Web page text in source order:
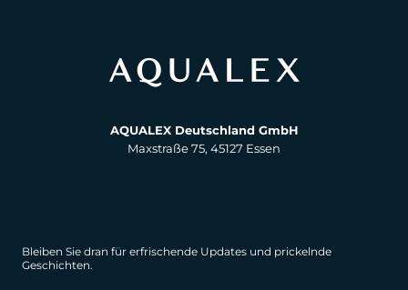
AQUALEX Deutschland GmbH
Maxstraße 75, 45127 Essen
Bleiben Sie dran für erfrischende Updates und prickelnde
Geschichten.